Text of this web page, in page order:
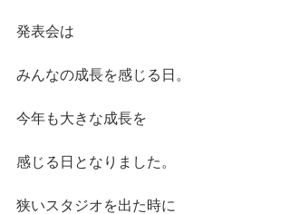
発表会は
みんなの成長を感じる日。
今年も大きな成長を
感じる日となりました。
狭いスタジオを出た時に